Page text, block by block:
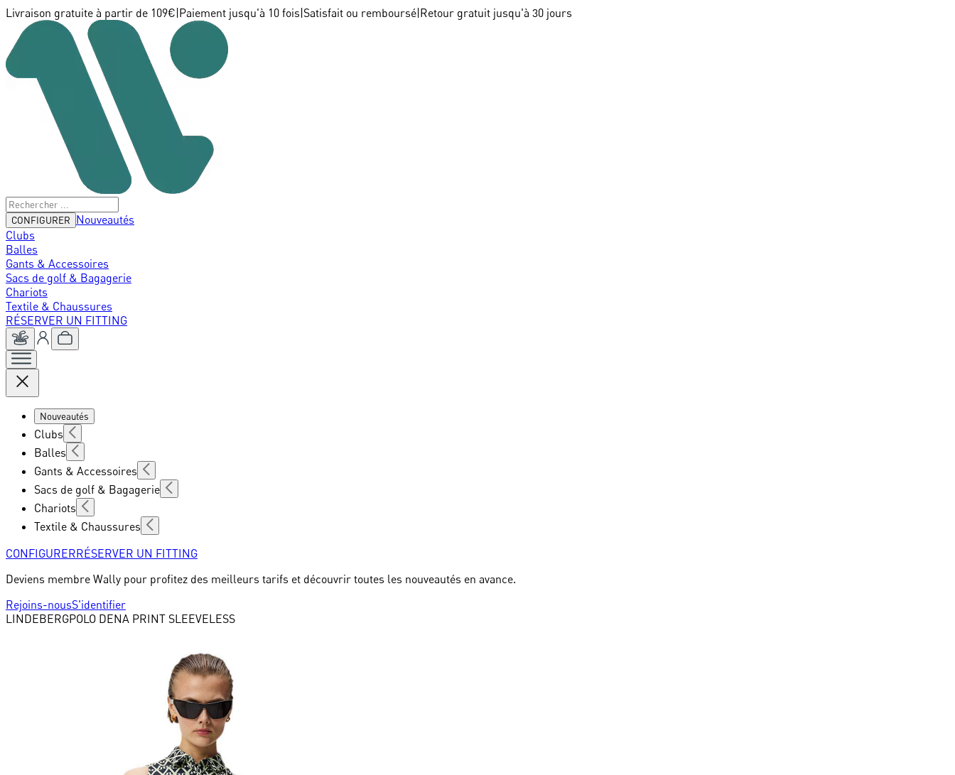
Livraison gratuite à partir de 109€ Paiement jusqu'à 10 fois Satisfait ou remboursé Retour gratuit jusqu'à 30 jours
CONFIGURER
Nouveautés
Clubs
Balles
Gants & Accessoires
Sacs de golf & Bagagerie
Chariots
Textile & Chaussures
RÉSERVER UN FITTING
Nouveautés
Clubs
Balles
Gants & Accessoires
Sacs de golf & Bagagerie
Chariots
Textile & Chaussures
CONFIGURERRÉSERVER UN FITTING
Deviens membre Wally pour profitez des meilleurs tarifs et découvrir toutes les nouveautés en avance.
Rejoins-nousS'identifier
LINDEBERGPOLO DENA PRINT SLEEVELESS